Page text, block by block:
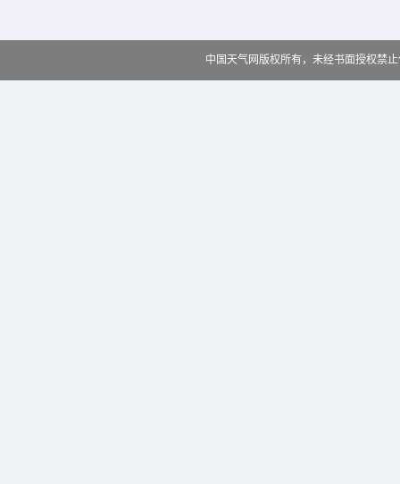
中国天气网版权所有，未经书面授权